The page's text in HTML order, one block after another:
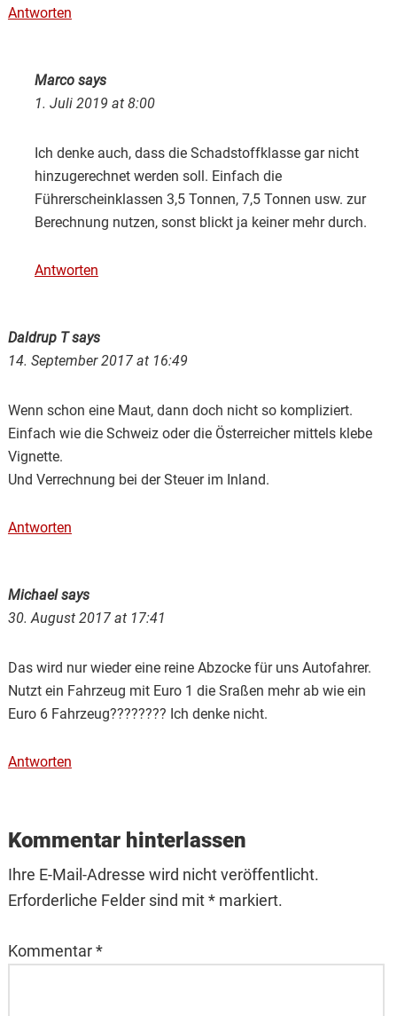
Antworten
Marco says
1. Juli 2019 at 8:00
Ich denke auch, dass die Schadstoffklasse gar nicht
hinzugerechnet werden soll. Einfach die
Führerscheinklassen 3,5 Tonnen, 7,5 Tonnen usw. zur
Berechnung nutzen, sonst blickt ja keiner mehr durch.
Antworten
Daldrup Tsays
14. September 2017 at 16:49
Wenn schon eine Maut, dann doch nicht so kompliziert.
Einfach wie die Schweiz oder die Österreicher mittels klebe
Vignette.
Und Verrechnung bei der Steuer im Inland.
Antworten
Michaelsays
30. August 2017 at 17:41
Das wird nur wieder eine reine Abzocke für uns Autofahrer.
Nutzt ein Fahrzeug mit Euro 1 die Sraßen mehr ab wie ein
Euro 6 Fahrzeug???????? Ich denke nicht.
Antworten
Kommentar hinterlassen
Ihre E-Mail-Adresse wird nicht veröffentlicht.
Erforderliche Felder sind mit * markiert.
Kommentar*